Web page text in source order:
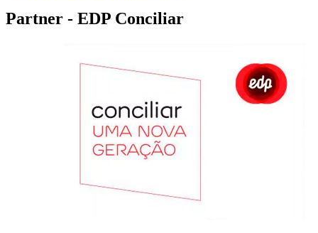
Partner - EDP Conciliar